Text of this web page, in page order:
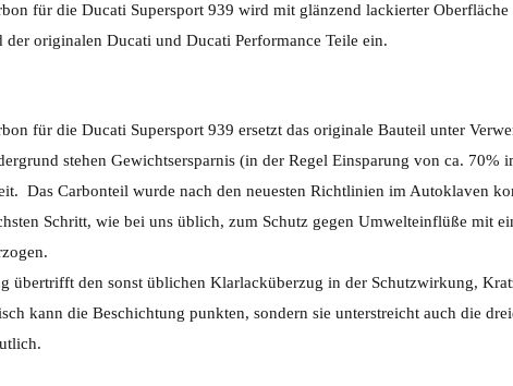
für die Ducati Supersport 939 wird mit glänzend lackierter
der originalen Ducati und Ducati Performance Teile ein.
für die Ducati Supersport 939 ersetzt das originale Bauteil unter
stehen Gewichtsersparnis (in der Regel Einsparung von ca. 70%
Das Carbonteil wurde nach den neuesten Richtlinien im Autoklaven
Schritt, wie bei uns üblich, zum Schutz gegen Umwelteinflüße mit
übertrifft den sonst üblichen Klarlacküberzug in der Schutzwirkung,
kann die Beschichtung punkten, sondern sie unterstreicht auch die